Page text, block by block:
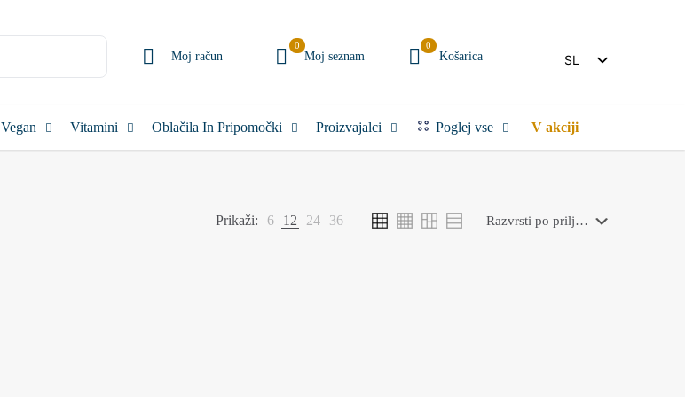
Moj račun
0
Moj seznam
0
Košarica
SL
Vegan Vitamini Oblačila In Pripomočki Proizvajalci Poglej vse V akciji
Prikaži: 6 12 24 36